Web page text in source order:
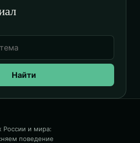
Найти
России и мира:
поведение